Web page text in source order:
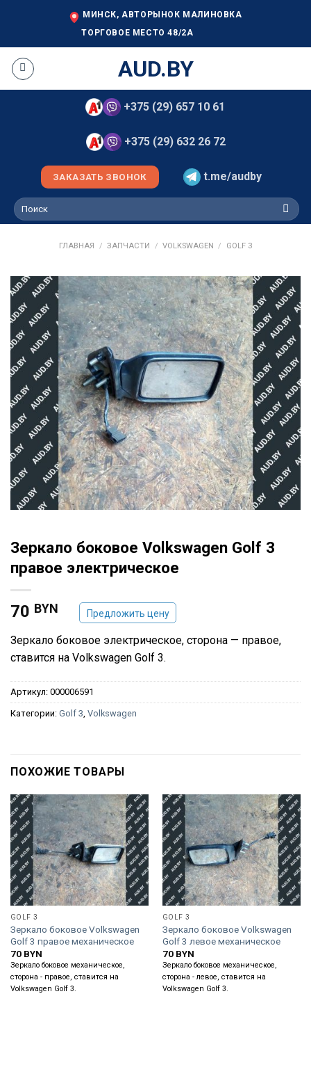
МИНСК, АВТОРЫНОК МАЛИНОВКА
ТОРГОВОЕ МЕСТО 48/2А
AUD.BY
+375 (29) 657 10 61
+375 (29) 632 26 72
ЗАКАЗАТЬ ЗВОНОК t.me/audby
Искать:
ГЛАВНАЯ / ЗАПЧАСТИ / VOLKSWAGEN / GOLF 3
Зеркало боковое Volkswagen Golf 3
правое электрическое
70 BYN Предложить цену
Зеркало боковое электрическое, сторона — правое,
ставится на Volkswagen Golf 3.
Артикул: 000006591
Категории: Golf 3 Volkswagen
ПОХОЖИЕ ТОВАРЫ
GOLF 3
Зеркало боковое Volkswagen
Golf 3 правое механическое
70 BYN
Зеркало боковое механическое,
сторона - правое, ставится на
Volkswagen Golf 3.
GOLF 3
Зеркало боковое Volkswagen
Golf 3 левое механическое
70 BYN
Зеркало боковое механическое,
сторона - левое, ставится на
Volkswagen Golf 3.